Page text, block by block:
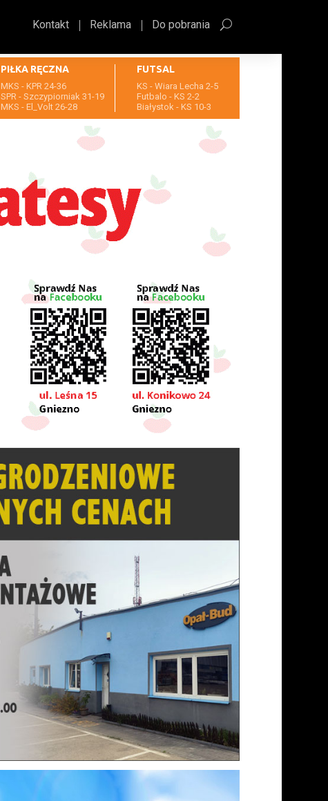
Kontakt Reklama Do pobrania
PIŁKA RĘCZNA
MKS - KPR 24-36
SPR - Szczypiorniak 31-19
MKS - El_Volt 26-28
FUTSAL
KS - Wiara Lecha 2-5
Futbalo - KS 2-2
Białystok - KS 10-3